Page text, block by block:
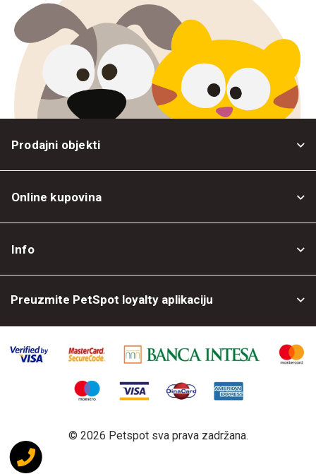
Prodajni objekti
Online kupovina
Info
Preuzmite PetSpot loyalty aplikaciju
© 2026 Petspot sva prava zadržana.